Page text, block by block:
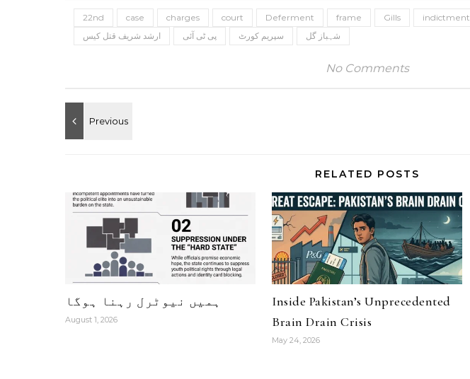
22nd case charges court Deferment frame Gills indictment
ارشد شریف قتل کیس
پی ٹی آئی سپریم کورٹ شہباز گل
No Comments
RELATED POSTS
ہمیں نیوٹرل رہنا ہوگا
August 1, 2026
Inside Pakistan’s Unprecedented
Brain Drain Crisis
May 24, 2026